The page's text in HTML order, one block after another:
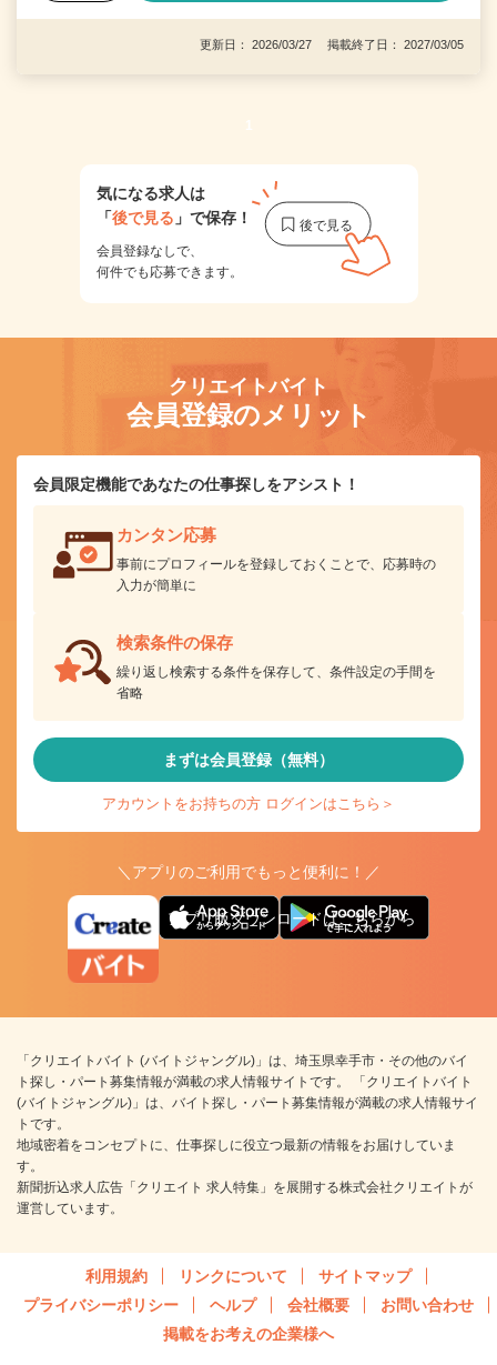
更新日： 2026/03/27 掲載終了日： 2027/03/05
1
気になる求人は
「後で見る 」で保存！
会員登録なしで、
何件でも応募できます。
クリエイトバイト
会員登録のメリット
会員限定機能であなたの仕事探しをアシスト！
カンタン応募
事前にプロフィールを登録しておくことで、応募時の
入力が簡単に
検索条件の保存
繰り返し検索する条件を保存して、条件設定の手間を
省略
まずは会員登録（無料）
アカウントをお持ちの方 ログインはこちら＞
＼アプリのご利用でもっと便利に！／
アプリ版ダウンロードはこちらから
「クリエイトバイト (バイトジャングル)」は、埼玉県幸手市・その他のバイ
ト探し・パート募集情報が満載の求人情報サイトです。 「クリエイトバイト
(バイトジャングル)」は、バイト探し・パート募集情報が満載の求人情報サイ
トです。
地域密着をコンセプトに、仕事探しに役立つ最新の情報をお届けしていま
す。
新聞折込求人広告「クリエイト 求人特集」を展開する株式会社クリエイトが
運営しています。
利用規約 リンクについて
サイトマップ
プライバシーポリシー
ヘルプ 会社概要
お問い合わせ
掲載をお考えの企業様へ